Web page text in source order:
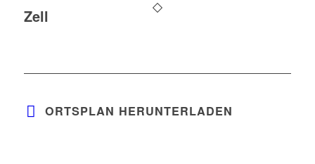
Zell
ORTSPLAN HERUNTERLADEN